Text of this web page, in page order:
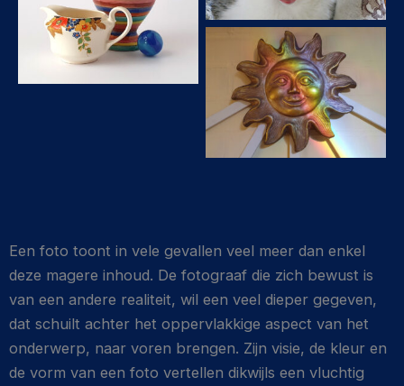
Een foto toont in vele gevallen veel meer dan enkel
deze magere inhoud. De fotograaf die zich bewust is
van een andere realiteit, wil een veel dieper gegeven,
dat schuilt achter het oppervlakkige aspect van het
onderwerp, naar voren brengen. Zijn visie, de kleur en
de vorm van een foto vertellen dikwijls een vluchtig